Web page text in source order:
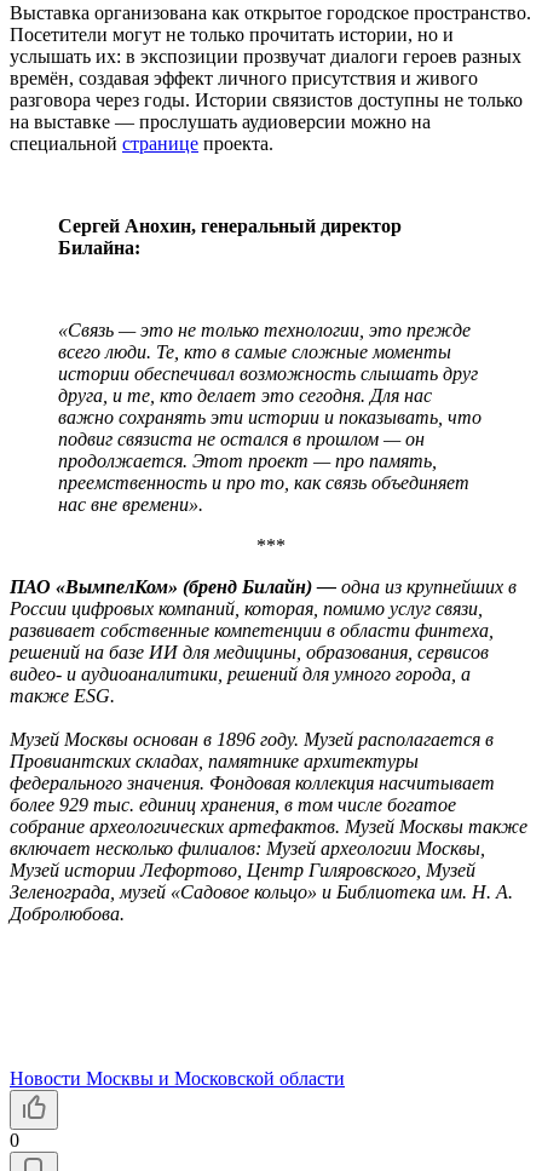
Выставка организована как открытое городское пространство.
Посетители могут не только прочитать истории, но и
услышать их: в экспозиции прозвучат диалоги героев разных
времён, создавая эффект личного присутствия и живого
разговора через годы. Истории связистов доступны не только
на выставке — прослушать аудиоверсии можно на
специальной странице проекта.
Сергей Анохин, генеральный директор
Билайна:
«Связь — это не только технологии, это прежде
всего люди. Те, кто в самые сложные моменты
истории обеспечивал возможность слышать друг
друга, и те, кто делает это сегодня. Для нас
важно сохранять эти истории и показывать, что
подвиг связиста не остался в прошлом — он
продолжается. Этот проект — про память,
преемственность и про то, как связь объединяет
нас вне времени».
***
ПАО «ВымпелКом» (бренд Билайн) — одна из крупнейших в
России цифровых компаний, которая, помимо услуг связи,
развивает собственные компетенции в области финтеха,
решений на базе ИИ для медицины, образования, сервисов
видео- и аудиоаналитики, решений для умного города, а
также ESG.
Музей Москвы основан в 1896 году. Музей располагается в
Провиантских складах, памятнике архитектуры
федерального значения. Фондовая коллекция насчитывает
более 929 тыс. единиц хранения, в том числе богатое
собрание археологических артефактов. Музей Москвы также
включает несколько филиалов: Музей археологии Москвы,
Музей истории Лефортово, Центр Гиляровского, Музей
Зеленограда, музей «Садовое кольцо» и Библиотека им. Н. А.
Добролюбова.
Новости Москвы и Московской области
0